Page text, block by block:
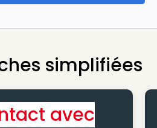
simplifiées
avec